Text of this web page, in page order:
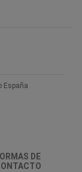
España
DE